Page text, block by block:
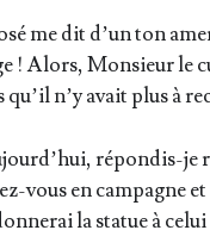
me dit d’un ton
! Alors, Mon­sieur le
n’y avait plus à
répon­dis-je
vous en cam­pagne
la sta­tue à